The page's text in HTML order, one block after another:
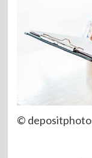
©